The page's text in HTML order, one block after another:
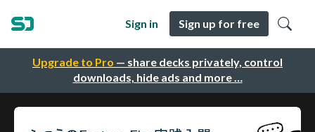
Upgrade to Pro — share decks privately, control
downloads, hide ads and more …
Sign in Sign up for free